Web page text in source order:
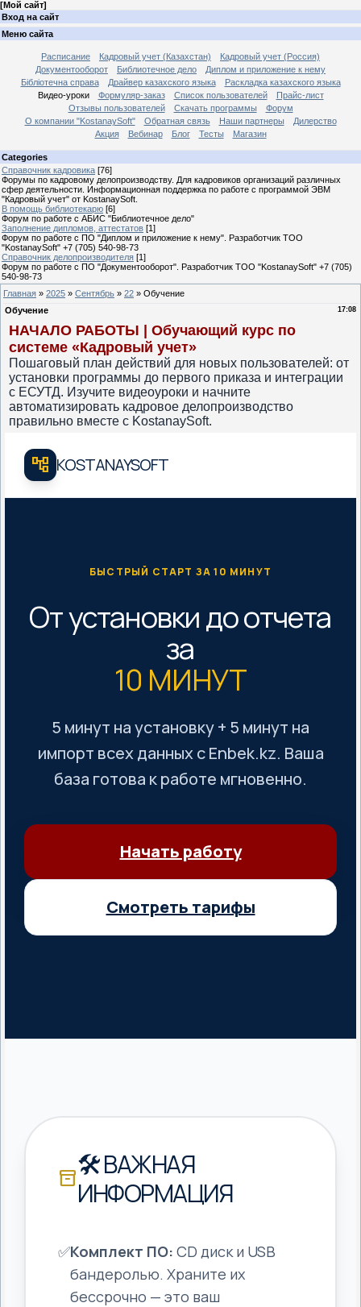
[Мой сайт]
Вход на сайт
Меню сайта
Расписание Кадровый учет (Казахстан)
Кадровый учет (Россия)
Документооборот
Библиотечное дело
Диплом и приложение к нему
Бібліотечна справа
Драйвер казахского языка
Раскладка казахского языка
Видео-уроки
Формуляр-заказ Список пользователей
Прайс-лист
Отзывы пользователей
Скачать программы
Форум
О компании "KostanaySoft"
Обратная связь Наши партнеры
Дилерство
Акция
Вебинар Блог Тесты Магазин
Categories
Справочник кадровика [76]
Форумы по кадровому делопроизводству. Для кадровиков организаций различных
сфер деятельности. Информационная поддержка по работе с программой ЭВМ
"Кадровый учет" от KostanaySoft.
В помощь библиотекарю [6]
Форум по работе с АБИС "Библиотечное дело"
Заполнение дипломов, аттестатов [1]
Форум по работе с ПО "Диплом и приложение к нему". Разработчик ТОО
"KostanaySoft" +7 (705) 540-98-73
Справочник делопроизводителя [1]
Форум по работе с ПО "Документооборот". Разработчик ТОО "KostanaySoft" +7 (705)
540-98-73
Главная » 2025 » Сентябрь » 22 » Обучение
17:08
Обучение
НАЧАЛО РАБОТЫ | Обучающий курс по
системе «Кадровый учет»
Пошаговый план действий для новых пользователей: от
установки программы до первого приказа и интеграции
с ЕСУТД. Изучите видеоуроки и начните
автоматизировать кадровое делопроизводство
правильно вместе с KostanaySoft.
account_tree KOSTANAYSOFT
БЫСТРЫЙ СТАРТ ЗА 10 МИНУТ
От установки до отчета
за
10 МИНУТ
5 минут на установку + 5 минут на
импорт всех данных с Enbek.kz. Ваша
база готова к работе мгновенно.
Начать работу
Смотреть тарифы
inventory_2🛠 ВАЖНАЯ
ИНФОРМАЦИЯ
✅Комплект ПО: CD диск и USB
бандеролью. Храните их
бессрочно — это ваш